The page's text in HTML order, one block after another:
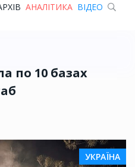
АНАЛІТИКА ВІДЕО
по 10 базах
УКРАЇНА